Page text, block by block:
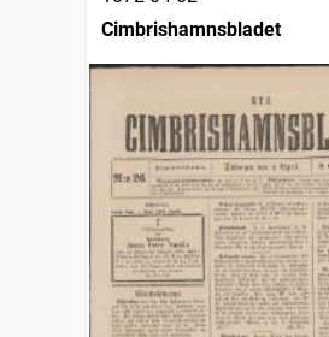
Cimbrishamnsbladet